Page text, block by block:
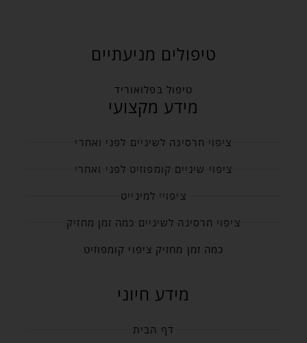
טיפולים מניעתיים
טיפול בפלואוריד
מידע מקצועי
ציפוי חרסינה לשיניים לפני ואחרי
ציפוי שיניים קומפוזיט לפני ואחרי
ציפויי למינייט
ציפוי חרסינה לשיניים כמה זמן מחזיק
כמה זמן מחזיק ציפוי קומפוזיט
מידע חיוני
דף הבית